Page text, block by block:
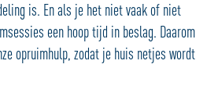
is. En als je het niet vaak of niet
een hoop tijd in beslag. Daarom
opruimhulp, zodat je huis netjes wordt